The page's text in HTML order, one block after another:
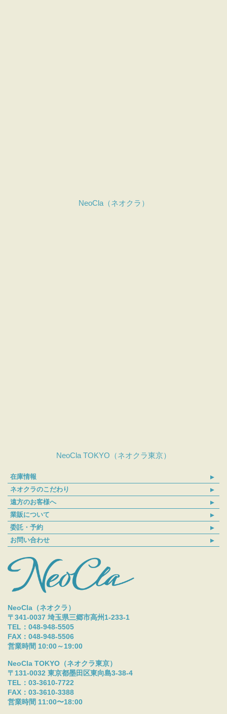
NeoCla（ネオクラ）
NeoCla TOKYO（ネオクラ東京）
在庫情報
ネオクラのこだわり
遠方のお客様へ
業販について
委託・予約
お問い合わせ
NeoCla（ネオクラ）
〒341-0037 埼玉県三郷市高州1-233-1
TEL：048-948-5505
FAX：048-948-5506
営業時間 10:00～19:00
NeoCla TOKYO（ネオクラ東京）
〒131-0032 東京都墨田区東向島3-38-4
TEL：03-3610-7722
FAX：03-3610-3388
営業時間 11:00〜18:00